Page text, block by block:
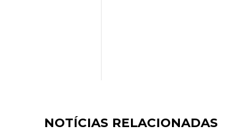
NOTÍCIAS RELACIONADAS